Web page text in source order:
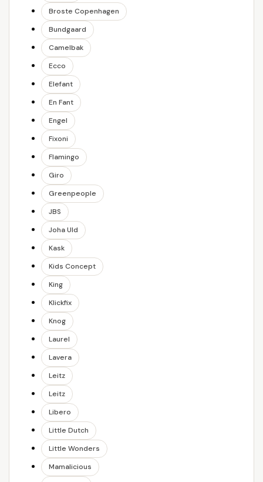
Broste Copenhagen
Bundgaard
Camelbak
Ecco
Elefant
En Fant
Engel
Fixoni
Flamingo
Giro
Greenpeople
JBS
Joha Uld
Kask
Kids Concept
King
Klickfix
Knog
Laurel
Lavera
Leitz
Leitz
Libero
Little Dutch
Little Wonders
Mamalicious